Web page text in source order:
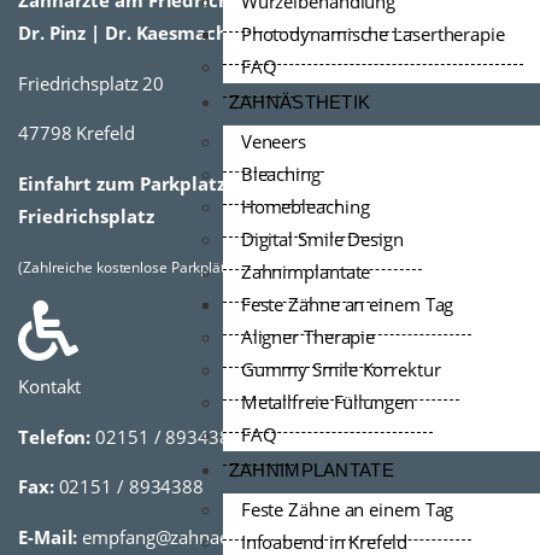
Photodynamische Lasertherapie
FAQ
ZAHNÄSTHETIK
Veneers
Bleaching
Homebleaching
Digital Smile Design
Zahnimplantate
Feste Zähne an einem Tag
Aligner Therapie
Gummy Smile Korrektur
Metallfreie Füllungen
FAQ
ZAHNIMPLANTATE
Feste Zähne an einem Tag
Infoabend in Krefeld
Dr. Pinz | Dr. Kaesmacher
Friedrichsplatz 20
47798 Krefeld
Einfahrt zum Parkplatz vom Kreisverkehr
Friedrichsplatz
(Zahlreiche kostenlose Parkplätze vorhanden)
Kontakt
Telefon: 02151 / 8934389
Fax:02151 / 8934388
E-Mail: empfang@zahnaerzte-am-friedrichsplatz.de,